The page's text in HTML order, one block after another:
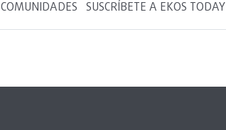
COMUNIDADES SUSCRÍBETE A EKOS TODAY